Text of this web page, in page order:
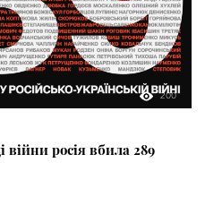
200
війни росія вбила 289